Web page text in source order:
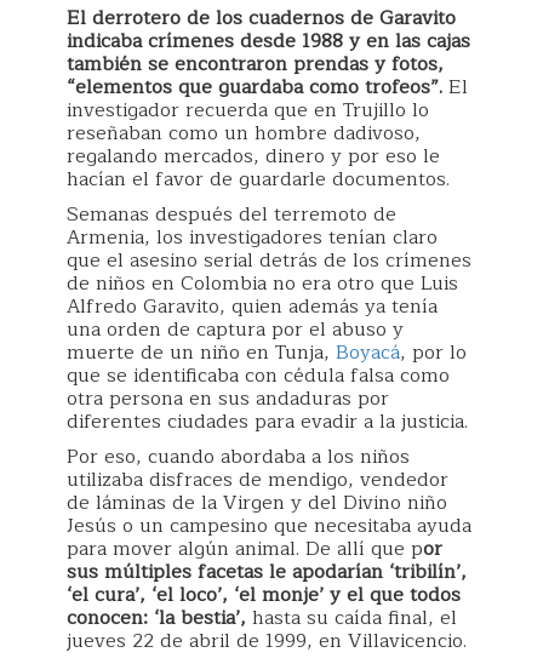
El derrotero de los cuadernos de Garavito
indicaba crímenes desde 1988 y en las cajas
también se encontraron prendas y fotos,
“elementos que guardaba como trofeos”.El
investigador recuerda que en Trujillo lo
reseñaban como un hombre dadivoso,
regalando mercados, dinero y por eso le
hacían el favor de guardarle documentos.
Semanas después del terremoto de
Armenia, los investigadores tenían claro
que el asesino serial detrás de los crímenes
de niños en Colombia no era otro que Luis
Alfredo Garavito, quien además ya tenía
una orden de captura por el abuso y
muerte de un niño en Tunja, Boyacá, por lo
que se identificaba con cédula falsa como
otra persona en sus andaduras por
diferentes ciudades para evadir a la justicia.
Por eso, cuando abordaba a los niños
utilizaba disfraces de mendigo, vendedor
de láminas de la Virgen y del Divino niño
Jesús o un campesino que necesitaba ayuda
para mover algún animal. De allí que por
sus múltiples facetas le apodarían ‘tribilín’,
‘el cura’, ‘el loco’, ‘el monje’ y el que todos
conocen: ‘la bestia’, hasta su caída final, el
jueves 22 de abril de 1999, en Villavicencio.